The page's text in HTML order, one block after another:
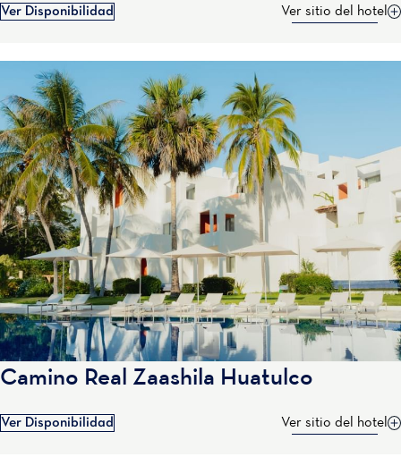
Ver Disponibilidad Ver sitio del hotel
Camino Real Zaashila Huatulco
Ver Disponibilidad Ver sitio del hotel